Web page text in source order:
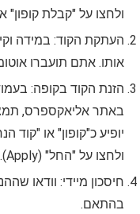
ולחצו על "קבלת
העתקת הקוד: במידה
אותו. אתם תועברו
הזנת הקוד בקופה:
באתר אליאקספרס,
יופיע כ"קופון" או
ולחצו על "החל" (Apply).
חיסכון מיידי: וודאו
בהתאם.